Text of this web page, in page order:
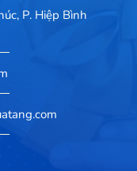
P. Hiệp Bình